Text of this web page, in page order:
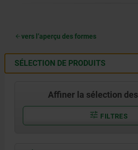
vers l’aperçu des formes
SÉLECTION DE PRODUITS
Affiner la sélection
FILTRES